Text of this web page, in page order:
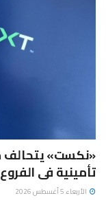
«نكست» يتحالف
تأمينية فى
الأربعاء 5 أغسطس 2026